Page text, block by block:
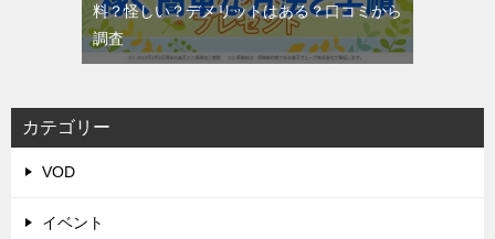
料？怪しい？デメリットはある？口コミから
調査
カテゴリー
VOD
イベント